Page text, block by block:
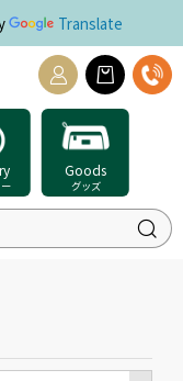
Translate
Goods
グッズ